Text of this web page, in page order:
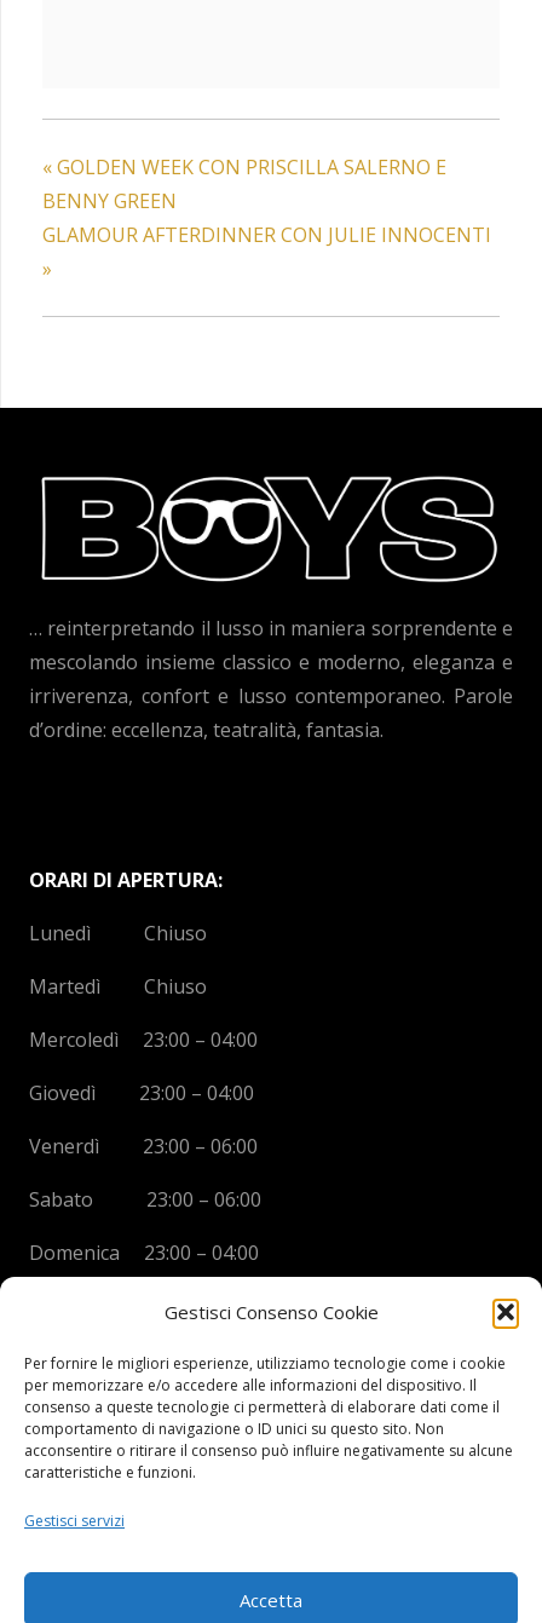
Gestisci Consenso Cookie
Per fornire le migliori esperienze, utilizziamo tecnologie come i cookie
per memorizzare e/o accedere alle informazioni del dispositivo. Il
consenso a queste tecnologie ci permetterà di elaborare dati come il
comportamento di navigazione o ID unici su questo sito. Non
acconsentire o ritirare il consenso può influire negativamente su alcune
caratteristiche e funzioni.
Gestisci servizi
Accetta
«GOLDEN WEEK CON PRISCILLA SALERNO E
BENNY GREEN
GLAMOUR AFTERDINNER CON JULIE INNOCENTI
»
… reinterpretando il lusso in maniera sorprendente e
mescolando insieme classico e moderno, eleganza e
irriverenza, confort e lusso contemporaneo. Parole
d’ordine: eccellenza, teatralità, fantasia.
ORARI DI APERTURA:
Lunedì Chiuso
Martedì Chiuso
Mercoledì 23:00 – 04:00
Giovedì 23:00 – 04:00
Venerdì 23:00 – 06:00
Sabato 23:00 – 06:00
Domenica 23:00 – 04:00
BOYS DISCO VICENZA
Via Oreficeria, 68 –36100 Vicenza (VI)
Tel.+39 0444 960737
P.I.03908300241